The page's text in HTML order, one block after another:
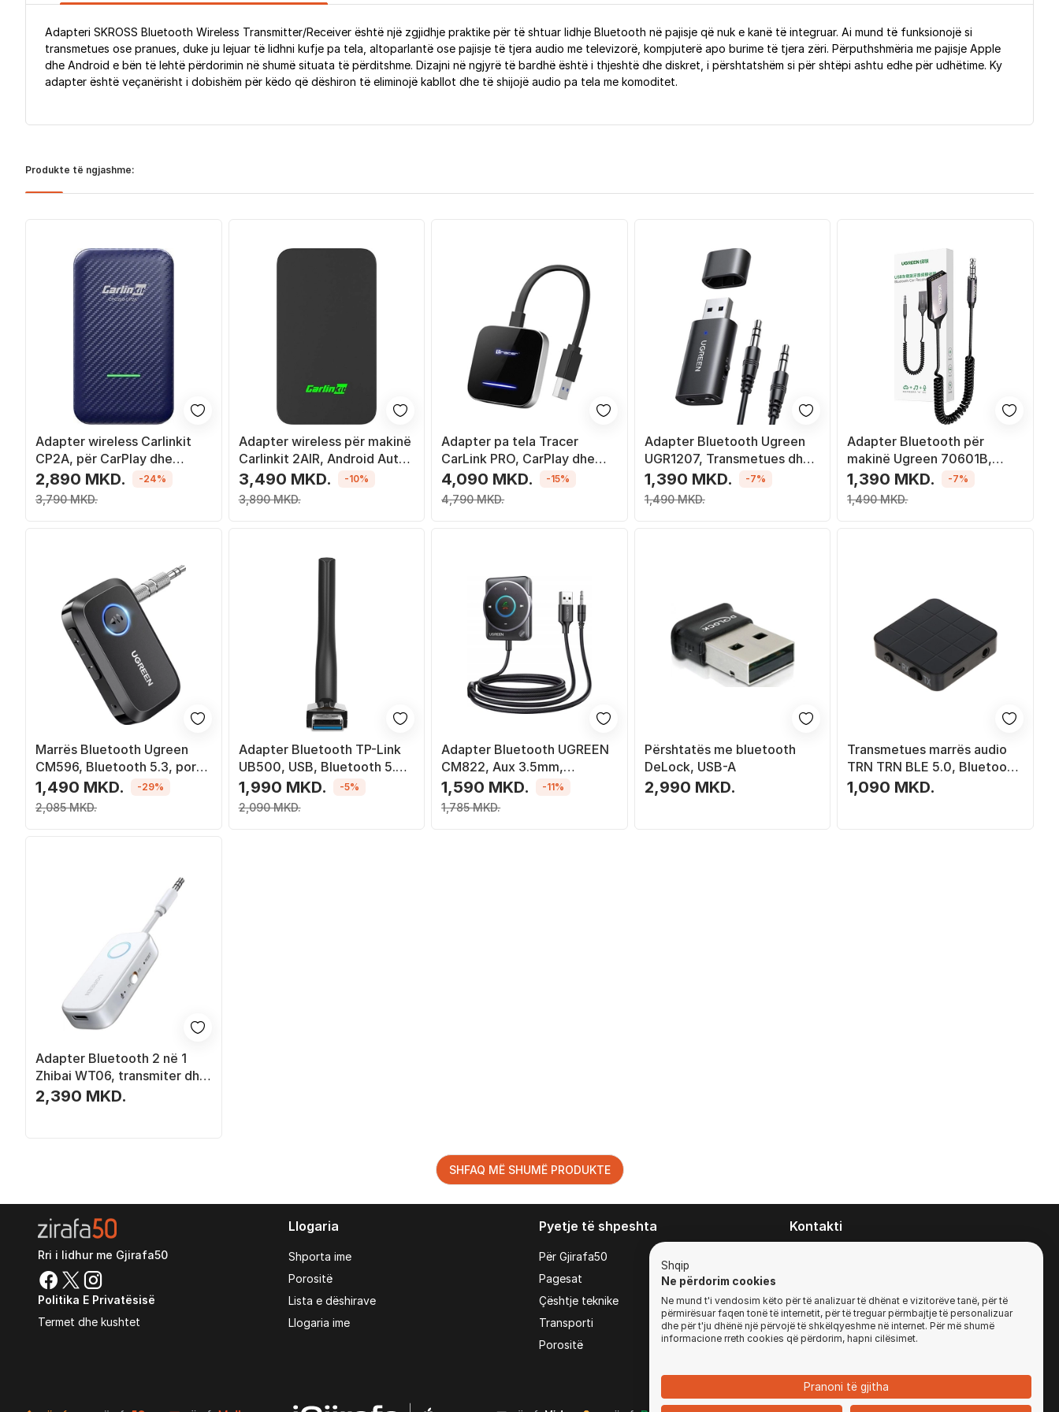
Adapteri SKROSS Bluetooth Wireless Transmitter/Receiver është një zgjidhje praktike për të shtuar lidhje Bluetooth në pajisje që nuk e kanë të integruar. Ai mund të funksionojë si
transmetues ose pranues, duke ju lejuar të lidhni kufje pa tela, altoparlantë ose pajisje të tjera audio me televizorë, kompjuterë apo burime të tjera zëri. Përputhshmëria me pajisje Apple
dhe Android e bën të lehtë përdorimin në shumë situata të përditshme. Dizajni në ngjyrë të bardhë është i thjeshtë dhe diskret, i përshtatshëm si për shtëpi ashtu edhe për udhëtime. Ky
adapter është veçanërisht i dobishëm për këdo që dëshiron të eliminojë kabllot dhe të shijojë audio pa tela me komoditet.
Produkte të ngjashme:
Adapter wireless Carlinkit
CP2A, për CarPlay dhe
Android Auto, USB, i zi
2,890 MKD.
3,790 MKD.
-24%
Adapter wireless për makinë
Carlinkit 2AIR, Android Auto,
Apple CarPlay, i zi
3,490 MKD.
3,890 MKD.
-10%
Adapter pa tela Tracer
CarLink PRO, CarPlay dhe
Android Auto, WiFi,
Bluetooth 5.0, i zi
4,090 MKD.
4,790 MKD.
-15%
Adapter Bluetooth Ugreen
UGR1207, Transmetues dhe
marrës 5.1, 3.5 mm, i zi
1,390 MKD.
1,490 MKD.
-7%
Adapter Bluetooth për
makinë Ugreen 70601B,
marrës AUX, Bluetooth, gri
1,390 MKD.
1,490 MKD.
-7%
Marrës Bluetooth Ugreen
CM596, Bluetooth 5.3, portë
AUX, i zi
1,490 MKD.
2,085 MKD.
-29%
Adapter Bluetooth TP-Link
UB500, USB, Bluetooth 5.3, i
zi
1,990 MKD.
2,090 MKD.
-5%
Adapter Bluetooth UGREEN
CM822, Aux 3.5mm,
Bluetooth 5.4, i zi
1,590 MKD.
1,785 MKD.
-11%
Përshtatës me bluetooth
DeLock, USB-A
2,990 MKD.
Transmetues marrës audio
TRN TRN BLE 5.0, Bluetooth
5.0, me AUX RCA, i zi
1,090 MKD.
Adapter Bluetooth 2 në 1
Zhibai WT06, transmiter dhe
receiver, Bluetooth 5.4, 18
orë bateri, i zi
2,390 MKD.
SHFAQ MË SHUMË PRODUKTE
Rri i lidhur me Gjirafa50
Politika E Privatësisë
Termet dhe kushtet
Llogaria
Shporta ime
Porositë
Lista e dëshirave
Llogaria ime
Pyetje të shpeshta
Për Gjirafa50
Pagesat
Çështje teknike
Transporti
Porositë
Kontakti
Për kërkesa të ofertave:
b2b@zirafa50.mk
Shqip
Ne përdorim cookies
Ne mund t'i vendosim këto për të analizuar të dhënat e vizitorëve tanë, për të
përmirësuar faqen tonë të internetit, për të treguar përmbajtje të personalizuar
dhe për t'ju dhënë një përvojë të shkëlqyeshme në internet. Për më shumë
informacione rreth cookies që përdorim, hapni cilësimet.
Pranoni të gjitha